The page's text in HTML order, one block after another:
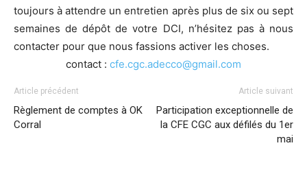
toujours à attendre un entretien après plus de six ou sept
semaines de dépôt de votre DCI, n’hésitez pas à nous
contacter pour que nous fassions activer les choses.
contact : cfe.cgc.adecco@gmail.com
Article précédent
Règlement de comptes à OK
Corral
Article suivant
Participation exceptionnelle de
la CFE CGC aux défilés du 1er
mai